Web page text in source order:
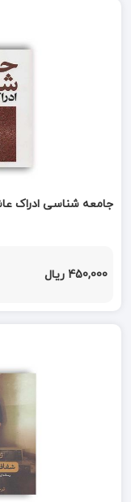
جامعه شناسی ادراک
450,000 ریال